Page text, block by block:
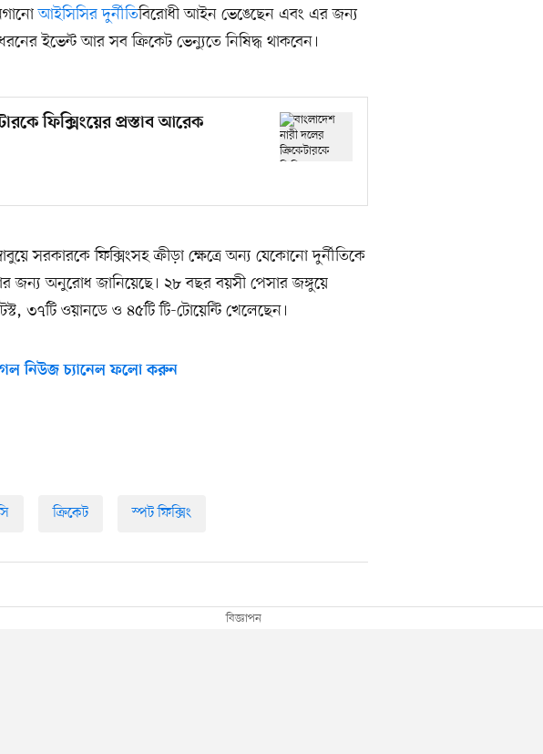
আইসিসিরদুর্নীতিবিরোধী আইন ভেঙেছেন এবং এর জন্য
ইভেন্ট আর সব ক্রিকেট ভেন্যুতে নিষিদ্ধ থাকবেন।
ফিক্সিংয়ের প্রস্তাব আরেক
সরকারকে ফিক্সিংসহ ক্রীড়া ক্ষেত্রে অন্য যেকোনো দুর্নীতিকে
অনুরোধ জানিয়েছে। ২৮ বছর বয়সী পেসার জঙ্গুয়ে
৩৭টি ওয়ানডে ও ৪৫টি টি-টোয়েন্টি খেলেছেন।
নিউজ চ্যানেল ফলো করুন
ক্রিকেট স্পট ফিক্সিং